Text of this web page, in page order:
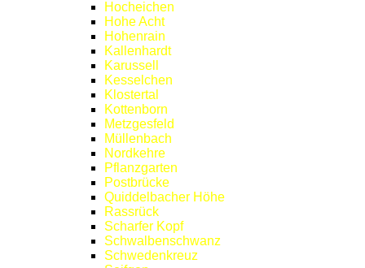
Hocheichen
Hohe Acht
Hohenrain
Kallenhardt
Karussell
Kesselchen
Klostertal
Kottenborn
Metzgesfeld
Müllenbach
Nordkehre
Pflanzgarten
Postbrücke
Quiddelbacher Höhe
Rassrück
Scharfer Kopf
Schwalbenschwanz
Schwedenkreuz